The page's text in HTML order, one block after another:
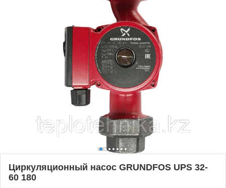
Циркуляционный насос GRUNDFOS UPS 32-
60 180